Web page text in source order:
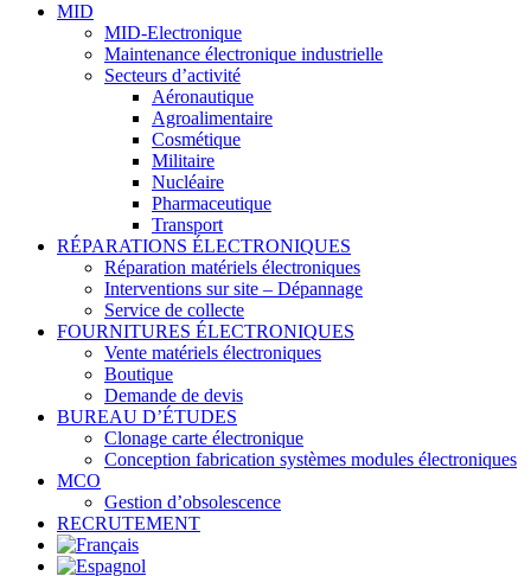
MID
MID-Electronique
Maintenance électronique industrielle
Secteurs d’activité
Aéronautique
Agroalimentaire
Cosmétique
Militaire
Nucléaire
Pharmaceutique
Transport
RÉPARATIONS ÉLECTRONIQUES
Réparation matériels électroniques
Interventions sur site – Dépannage
Service de collecte
FOURNITURES ÉLECTRONIQUES
Vente matériels électroniques
Boutique
Demande de devis
BUREAU D’ÉTUDES
Clonage carte électronique
Conception fabrication systèmes modules électroniques
MCO
Gestion d’obsolescence
RECRUTEMENT